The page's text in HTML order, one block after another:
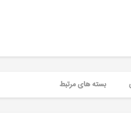
بسته های مرتبط